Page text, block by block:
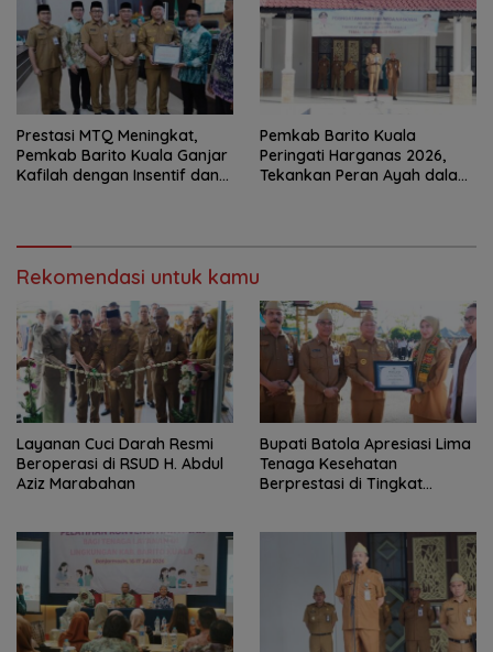
Prestasi MTQ Meningkat,
Pemkab Barito Kuala Ganjar
Kafilah dengan Insentif dan
Pemkab Barito Kuala
Peringati Harganas 2026,
Tekankan Peran Ayah dalam
Rekomendasi untuk kamu
Layanan Cuci Darah Resmi
Beroperasi di RSUD H. Abdul
Aziz Marabahan
Bupati Batola Apresiasi Lima
Tenaga Kesehatan
Berprestasi di Tingkat